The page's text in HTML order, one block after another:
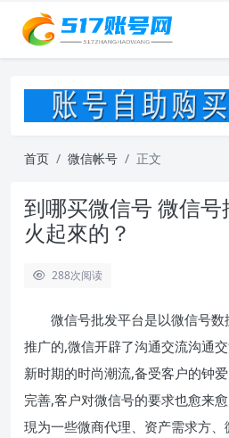
首页 微信帐号 正文
到哪买微信号 微信
火起來的？
288次阅读
微信号批发平台是以微信号数
推广的,微信开辟了沟通交流沟通
新时期的时尚潮流,备受客户的钟
完善,客户对微信号的要求也愈来
現为一些微商代理、资产需求方